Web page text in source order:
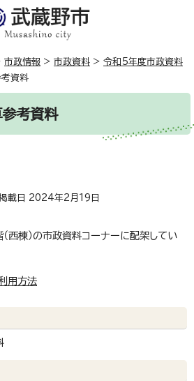
市政情報 > 市政資料 > 令和5年度市政資料
資料
考資料
載日 2024年2月19日
西棟）の市政資料コーナーに配架してい
用方法